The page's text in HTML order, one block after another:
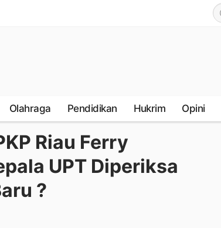
Olahraga Pendidikan Hukrim Opini
Riau Ferry
UPT Diperiksa
?